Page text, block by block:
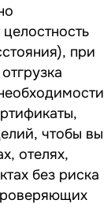
при
чтобы вы
отелях,
без риска